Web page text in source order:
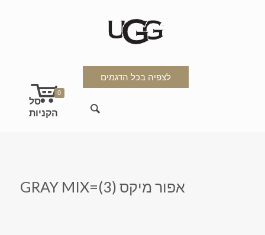
לצפיה בכל הדגמים
0
GRAY MIX=אפור מיקס (3)